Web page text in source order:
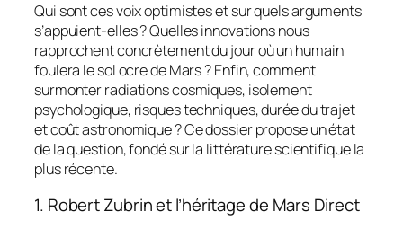
Qui sont ces voix optimistes et sur quels arguments
s’appuient-elles ? Quelles innovations nous
rapprochent concrètement du jour où un humain
foulera le sol ocre de Mars ? Enfin, comment
surmonter radiations cosmiques, isolement
psychologique, risques techniques, durée du trajet
et coût astronomique ? Ce dossier propose un état
de la question, fondé sur la littérature scientifique la
plus récente.
1. Robert Zubrin et l’héritage de Mars Direct